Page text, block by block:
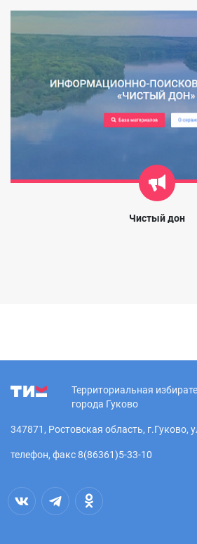
Чистый дон
Территориальная
города Гуково
347871, Ростовская область, г.Гуково,
телефон, факс 8(86361)5-33-10